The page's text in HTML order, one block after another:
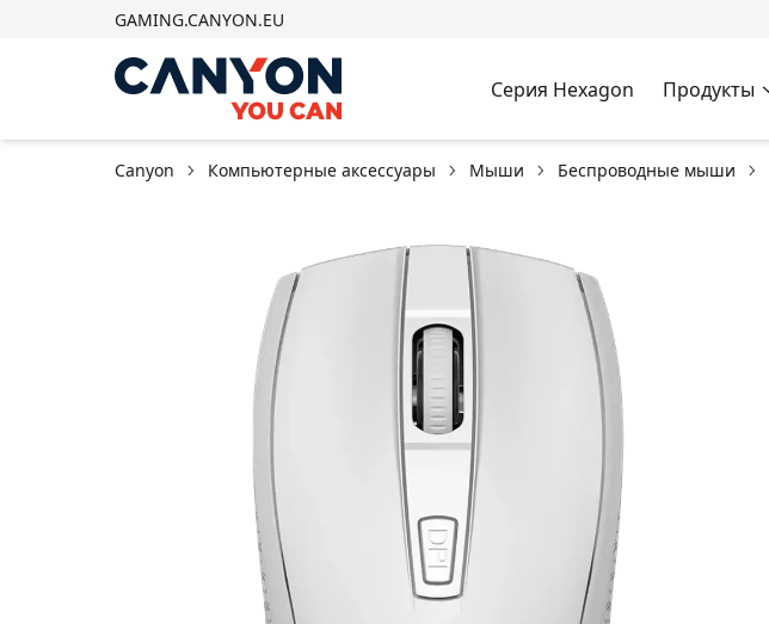
GAMING.CANYON.EU
Серия Hexagon Продукты
Canyon Компьютерные аксессуары Мыши Беспроводные мыши